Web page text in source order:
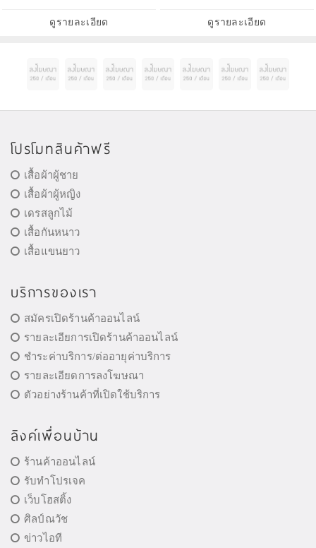
ดูรายละเอียด ดูรายละเอียด
โปรโมทสินค้าฟรี
เสื้อผ้าผู้ชาย
เสื้อผ้าผู้หญิง
เดรสลูกไม้
เสื้อกันหนาว
เสื้อแขนยาว
บริการของเรา
สมัครเปิดร้านค้าออนไลน์
รายละเอียการเปิดร้านค้าออนไลน์
ชำระค่าบริการ/ต่ออายุค่าบริการ
รายละเอียดการลงโฆษณา
ตัวอย่างร้านค้าที่เปิดใช้บริการ
ลิงค์เพื่อนบ้าน
ร้านค้าออนไลน์
รับทำโปรเจค
เว็บโฮสติ้ง
ศิลป์ณวัช
ข่าวไอที